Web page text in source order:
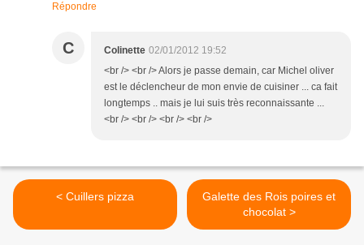
Répondre
C Colinette 02/01/2012 19:52
<br /> <br /> Alors je passe demain, car Michel oliver
est le déclencheur de mon envie de cuisiner ... ca fait
longtemps .. mais je lui suis très reconnaissante ...
<br /> <br /> <br /> <br />
< Cuillers pizza
Galette des Rois poires et
chocolat >